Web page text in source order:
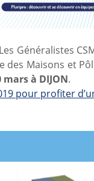
Généralistes
Maisons et
mars à DIJON.
pour profiter